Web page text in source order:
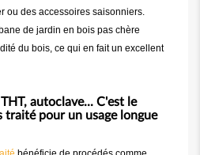
ou des accessoires saisonniers.
de jardin en bois pas chère
du bois, ce qui en fait un excellent
autoclave... C'est le
traité pour un usage longue